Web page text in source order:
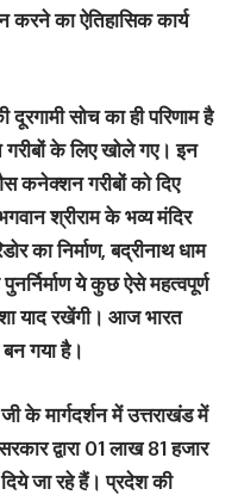
करने का ऐतिहासिक कार्य
सोच का ही परिणाम है
के लिए खोले गए। इन
कनेक्शन गरीबों को दिए
श्रीराम के भव्य मंदिर
का निर्माण, बद्रीनाथ धाम
ये कुछ ऐसे महत्वपूर्ण
याद रखेंगी। आज भारत
बन गया है।
के मार्गदर्शन में उत्तराखंड में
द्वारा 01 लाख 81 हजार
जा रहे हैं। प्रदेश की